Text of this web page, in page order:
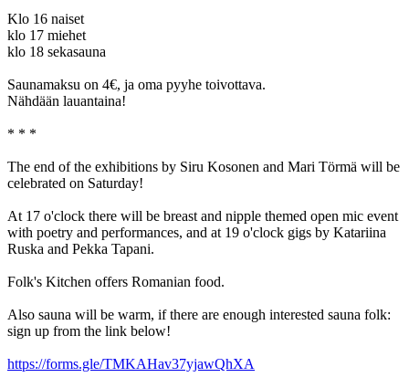
Klo 16 naiset
klo 17 miehet
klo 18 sekasauna
Saunamaksu on 4€, ja oma pyyhe toivottava.
Nähdään lauantaina!
* * *
The end of the exhibitions by Siru Kosonen and Mari Törmä will be
celebrated on Saturday!
At 17 o'clock there will be breast and nipple themed open mic event
with poetry and performances, and at 19 o'clock gigs by Katariina
Ruska and Pekka Tapani.
Folk's Kitchen offers Romanian food.
Also sauna will be warm, if there are enough interested sauna folk:
sign up from the link below!
https://forms.gle/TMKAHav37yjawQhXA